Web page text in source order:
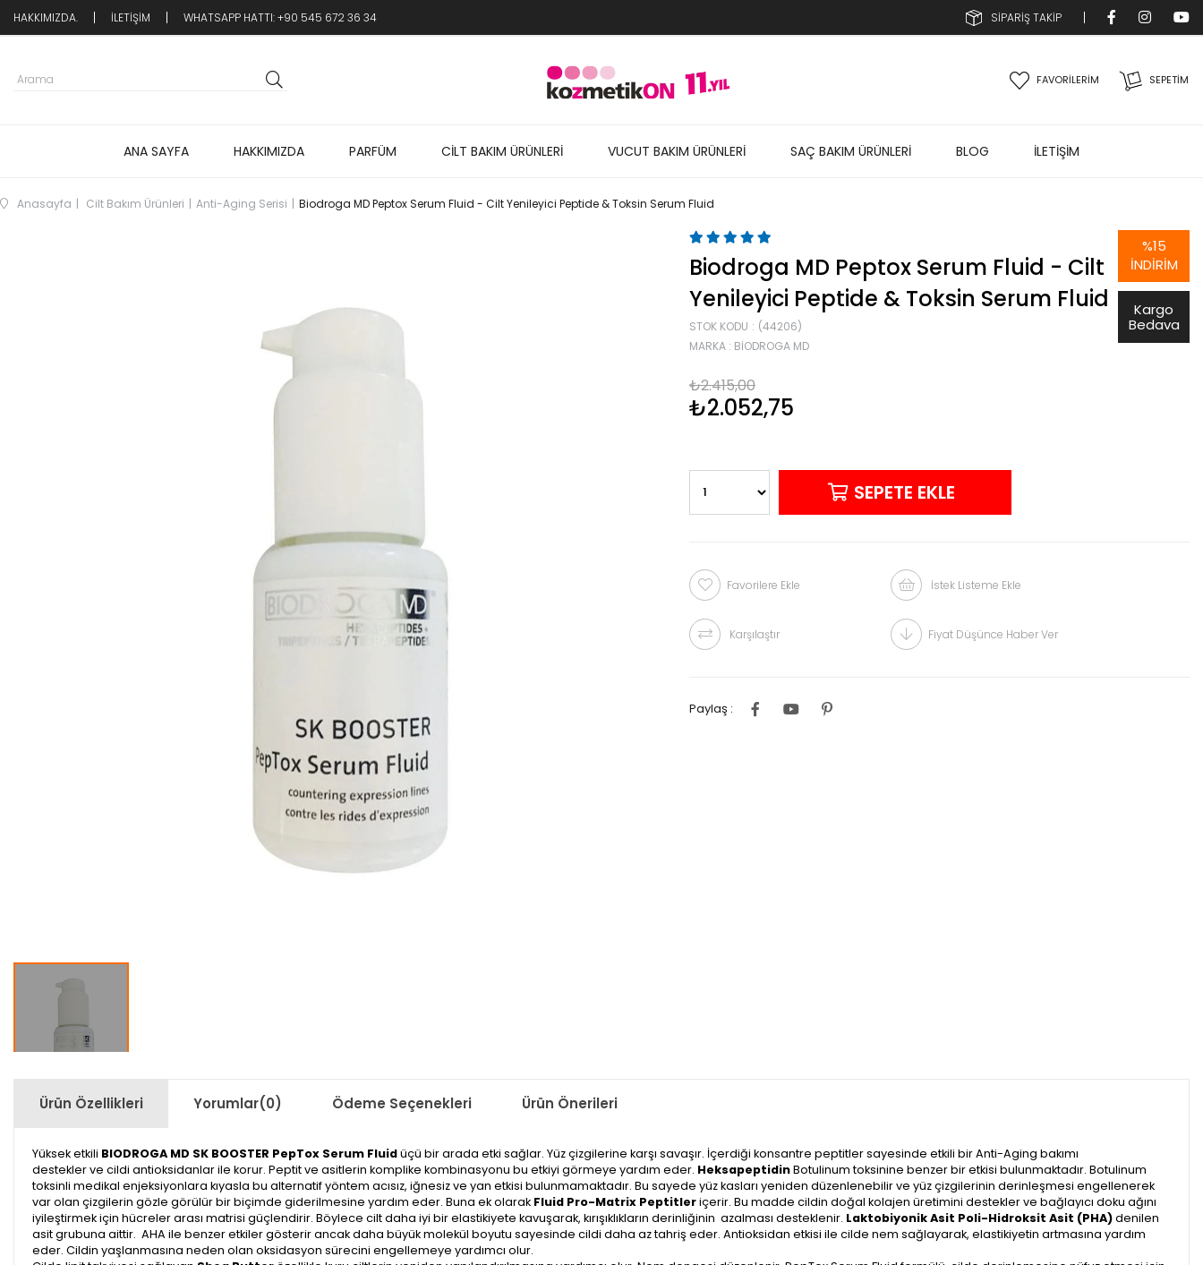
HAKKIMIZDA. İLETİŞİM WHATSAPP HATTI: +90 545 672 36 34 SİPARİŞ TAKİP
SEPETIM
FAVORİLERİM
ANA SAYFA HAKKIMIZDA PARFÜM CİLT BAKIM ÜRÜNLERİ VUCUT BAKIM ÜRÜNLERİ SAÇ BAKIM ÜRÜNLERİ BLOG İLETİŞİM
Anasayfa Cilt Bakım Ürünleri Anti-Aging Serisi Biodroga MD Peptox Serum Fluid - Cilt Yenileyici Peptide & Toksin Serum Fluid
Biodroga MD Peptox Serum Fluid - Cilt
Yenileyici Peptide & Toksin Serum Fluid
STOK KODU
(44206)
MARKA : BIODROGA MD
₺2.415,00
₺2.052,75
%15
İNDIRIM
Kargo
Bedava
Favorilere Ekle İstek Listeme Ekle
Karşılaştır Fiyat Düşünce Haber Ver
Paylaş :
Ürün Özellikleri Yorumlar(0) Ödeme Seçenekleri Ürün Önerileri
Yüksek etkili BIODROGA MD SK BOOSTER PepTox Serum Fluidüçü bir arada etki sağlar. Yüz çizgilerine karşı savaşır. İçerdiği konsantre peptitler sayesinde etkili bir Anti-Aging bakımı
destekler ve cildi antioksidanlar ile korur. Peptit ve asitlerin komplike kombinasyonu bu etkiyi görmeye yardım eder. HeksapeptidinBotulinum toksinine benzer bir etkisi bulunmaktadır. Botulinum
toksinli medikal enjeksiyonlara kıyasla bu alternatif yöntem acısız, iğnesiz ve yan etkisi bulunmamaktadır. Bu sayede yüz kasları yeniden düzenlenebilir ve yüz çizgilerinin derinleşmesi engellenerek
var olan çizgilerin gözle görülür bir biçimde giderilmesine yardım eder. Buna ek olarak Fluid Pro-Matrix Peptitleriçerir. Bu madde cildin doğal kolajen üretimini destekler ve bağlayıcı doku ağını
iyileştirmek için hücreler arası matrisi güçlendirir. Böylece cilt daha iyi bir elastikiyete kavuşarak, kırışıklıkların derinliğinin azalması desteklenir. Laktobiyonik Asit Poli-Hidroksit Asit (PHA)denilen
asit grubuna aittir. AHA ile benzer etkiler gösterir ancak daha büyük molekül boyutu sayesinde cildi daha az tahriş eder. Antioksidan etkisi ile cilde nem sağlayarak, elastikiyetin artmasına yardım
eder. Cildin yaşlanmasına neden olan oksidasyon sürecini engellemeye yardımcı olur.